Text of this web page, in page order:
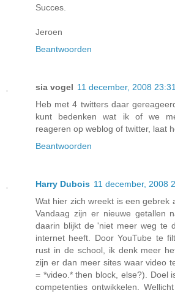
Succes.
Jeroen
Beantwoorden
sia vogel 11 december, 2008 23:31
Heb met 4 twitters daar
kunt bedenken wat ik of we
reageren op weblog of twitter, laat
Beantwoorden
Harry Dubois 11 december, 2008
Wat hier zich wreekt is een gebrek
Vandaag zijn er nieuwe getallen
daarin blijkt de 'niet meer weg te
internet heeft. Door YouTube te
rust in de school, ik denk meer
zijn er dan meer sites waar video
= *video.* then block, else?). Doel
competenties ontwikkelen.